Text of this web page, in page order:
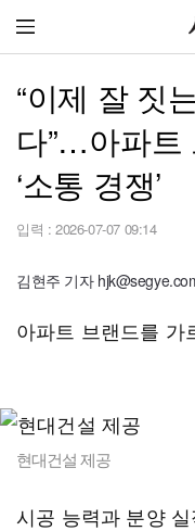
“이제 잘 짓
다”…아파트
‘소통 경쟁’
입력 : 2026-07-07 09:14
김현주 기자
아파트 브랜드를 가
현대건설 제공
시공 능력과 분양